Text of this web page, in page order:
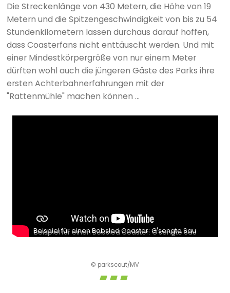
Die Streckenlänge von 430 Metern, die Höhe von 19
Metern und die Spitzengeschwindigkeit von bis zu 54
Stundenkilometern lassen durchaus darauf hoffen,
dass Coasterfans nicht enttäuscht werden. Und mit
einer Mindestkörpergröße von nur einem Meter
dürften wohl auch die jüngeren Gäste des Parks ihre
ersten Achterbahnerfahrungen mit der
"Rattenmühle" machen können ...
Beispiel für einen Bobsled Coaster: G'sengte Sau
© parkscout/MV